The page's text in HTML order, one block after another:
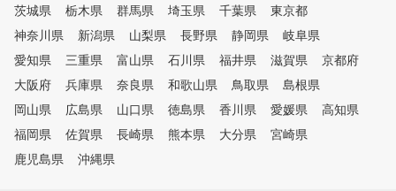
茨城県
栃木県 群馬県 埼玉県 千葉県
東京都
神奈川県
新潟県 山梨県 長野県 静岡県
岐阜県
愛知県
三重県 富山県 石川県 福井県 滋賀県
京都府
大阪府
兵庫県 奈良県 和歌山県 鳥取県
島根県
岡山県
広島県 山口県 徳島県 香川県 愛媛県
高知県
福岡県
佐賀県 長崎県 熊本県 大分県
宮崎県
鹿児島県
沖縄県